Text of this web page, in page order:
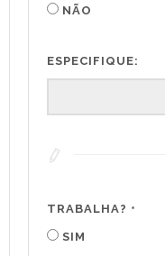
NÃO
ESPECIFIQUE:
TRABALHA? *
SIM